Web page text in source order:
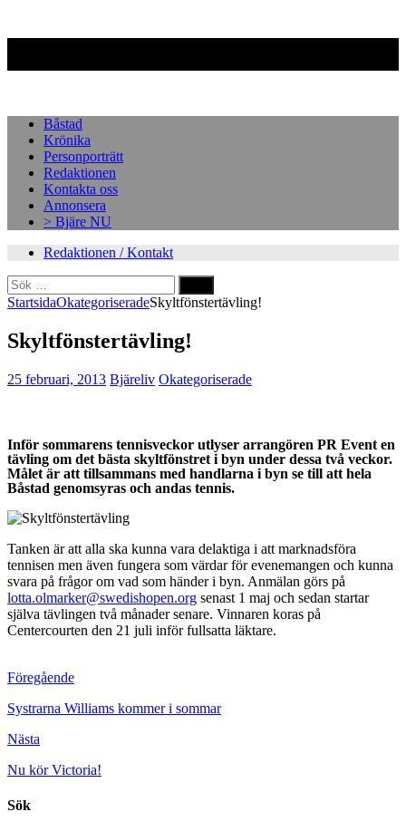
Båstad
Krönika
Personporträtt
Redaktionen
Kontakta oss
Annonsera
> Bjäre NU
Redaktionen / Kontakt
Sök
efter:
StartsidaOkategoriseradeSkyltfönstertävling!
Skyltfönstertävling!
25 februari, 2013 Bjäreliv Okategoriserade
Inför sommarens tennisveckor utlyser arrangören PR Event en
tävling om det bästa skyltfönstret i byn under dessa två veckor.
Målet är att tillsammans med handlarna i byn se till att hela
Båstad genomsyras och andas tennis.
Tanken är att alla ska kunna vara delaktiga i att marknadsföra
tennisen men även fungera som värdar för evenemangen och kunna
svara på frågor om vad som händer i byn. Anmälan görs på
lotta.olmarker@swedishopen.org senast 1 maj och sedan startar
själva tävlingen två månader senare. Vinnaren koras på
Centercourten den 21 juli inför fullsatta läktare.
Föregående
Systrarna Williams kommer i sommar
Nästa
Nu kör Victoria!
Sök